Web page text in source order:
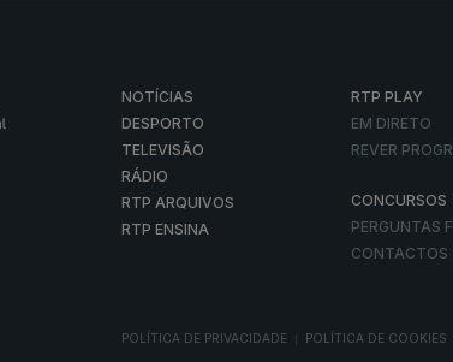
NOTÍCIAS
DESPORTO
TELEVISÃO
RÁDIO
RTP ARQUIVOS
RTP ENSINA
RTP PLAY
EM DIRETO
REVER
CONCURSOS
PERGUNTAS
CONTACTOS
POLÍTICA DE PRIVACIDADE POLÍTICA DE COOKIES